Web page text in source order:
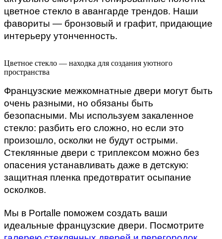
цветное стекло в авангарде трендов. Наши
фавориты — бронзовый и графит, придающие
интерьеру утонченность.
Цветное стекло — находка для создания уютного
пространства
Французские межкомнатные двери могут быть
очень разными, но обязаны быть
безопасными. Мы используем закаленное
стекло: разбить его сложно, но если это
произошло, осколки не будут острыми.
Стеклянные двери с триплексом можно без
опасения устанавливать даже в детскую:
защитная пленка предотвратит осыпание
осколков.
Мы в Portalle поможем создать ваши